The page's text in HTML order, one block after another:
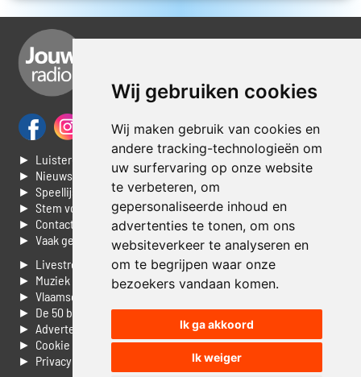
Wij gebruiken cookies
Wij maken gebruik van cookies en
andere tracking-technologieën om
uw surfervaring op onze website
te verbeteren, om
gepersonaliseerde inhoud en
advertenties te tonen, om ons
websiteverkeer te analyseren en
om te begrijpen waar onze
bezoekers vandaan komen.
Ik ga akkoord
Ik weiger
► Luisteren naar Jouwradio
► Nieuws
► Speellijst
► Stem voor de Dag top 3
► Contacteer ons
► Vaak gestelde vragen
► Livestream informatie
► Muziek opzoeken
► Vlaamse 100 Aller tijden
► De 50 beste van...
► Adverteren op Jouwradio
► Cookie voorkeuren wijzigen
► Privacyinformatie